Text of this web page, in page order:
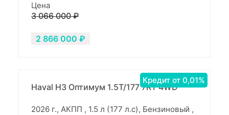
Цена
3 066 000 ₽
2 866 000 ₽
Кредит от 0,01%
Haval H3 Оптимум 1.5T/177 7RT 4WD
2026 г., АКПП , 1.5 л (177 л.с), Бензиновый ,